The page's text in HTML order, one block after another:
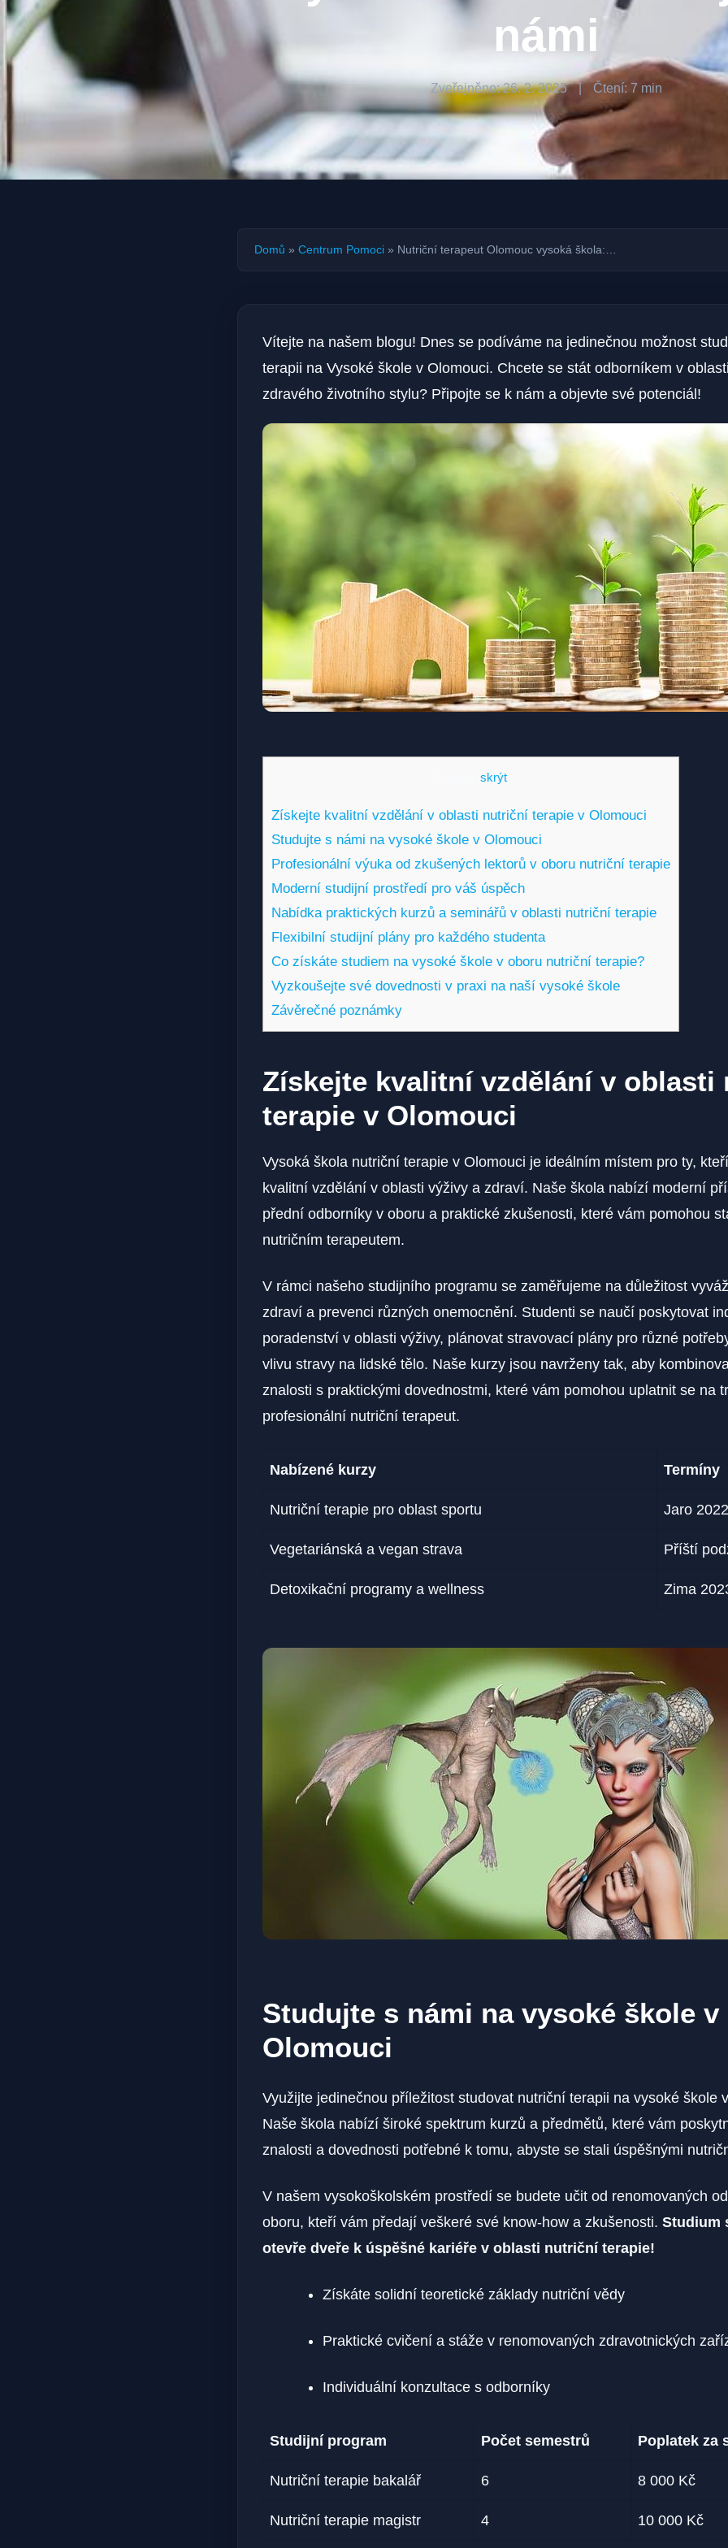
námi
Zveřejněno: 26. 2. 2025 | Čtení: 7 min
Domů » Centrum Pomoci » Nutriční terapeut Olomouc vysoká škola:…
Vítejte na našem blogu! Dnes se podíváme na jedinečnou možnost
terapii na Vysoké škole v Olomouci. Chcete se stát odborníkem v
zdravého životního stylu? Připojte se k nám a objevte své potenciál!
skrýt
Získejte kvalitní vzdělání v oblasti nutriční terapie v Olomouci
Studujte s námi na vysoké škole v Olomouci
Profesionální výuka od zkušených lektorů v oboru nutriční terapie
Moderní studijní prostředí pro váš úspěch
Nabídka praktických kurzů a seminářů v oblasti nutriční terapie
Flexibilní studijní plány pro každého studenta
Co získáte studiem na vysoké škole v oboru nutriční terapie?
Vyzkoušejte své dovednosti v praxi na naší vysoké škole
Závěrečné poznámky
Získejte kvalitní vzdělání v oblasti
terapie v Olomouci
Vysoká škola nutriční terapie v Olomouci je ideálním místem pro ty,
kvalitní vzdělání v oblasti výživy a zdraví. Naše škola nabízí moderní
přední odborníky v oboru a praktické zkušenosti, které vám pomohou
nutričním terapeutem.
V rámci našeho studijního programu se zaměřujeme na důležitost
zdraví a prevenci různých onemocnění. Studenti se naučí poskytovat
poradenství v oblasti výživy, plánovat stravovací plány pro různé
vlivu stravy na lidské tělo. Naše kurzy jsou navrženy tak, aby
znalosti s praktickými dovednostmi, které vám pomohou uplatnit se na
profesionální nutriční terapeut.
Nabízené kurzy Termíny
Nutriční terapie pro oblast sportu Jaro 2022
Vegetariánská a vegan strava Příští
Detoxikační programy a wellness Zima
Studujte s námi na vysoké škole v
Olomouci
Využijte jedinečnou příležitost studovat nutriční terapii na vysoké škole
Naše škola nabízí široké spektrum kurzů a předmětů, které vám
znalosti a dovednosti potřebné k tomu, abyste se stali úspěšnými
V našem vysokoškolském prostředí se budete učit od renomovaných
oboru, kteří vám předají veškeré své know-how a zkušenosti. Studium
otevře dveře k úspěšné kariéře v oblasti nutriční terapie!
Získáte solidní teoretické základy nutriční vědy
Praktické cvičení a stáže v renomovaných zdravotnických
Individuální konzultace s odborníky
Studijní program Počet semestrů Poplatek za
Nutriční terapie bakalář 6 8 000 Kč
Nutriční terapie magistr 4 10 000 Kč